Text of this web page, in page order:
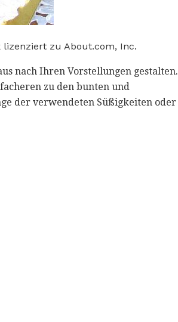
lizenziert zu About.com, Inc.
nach Ihren Vorstellungen gestalten.
zu den bunten und
der verwendeten Süßigkeiten oder